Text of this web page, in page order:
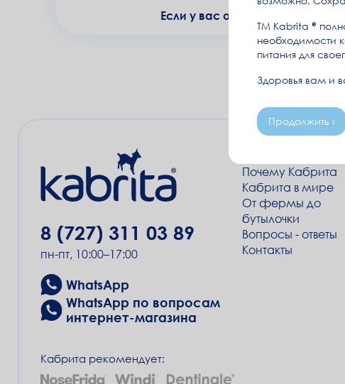
Если у вас остались вопросы,
8 (727) 311 03 89
пн-пт, 10:00–17:00
WhatsApp
WhatsApp по вопросам
интернет-магазина
Почему Кабрита
Кабрита в мире
От фермы до
бутылочки
Вопросы - ответы
Контакты
Кабрита рекомендует:
ТМ Kabrita
необходимости
питания для
Здоровья вам и
Продолжить ›